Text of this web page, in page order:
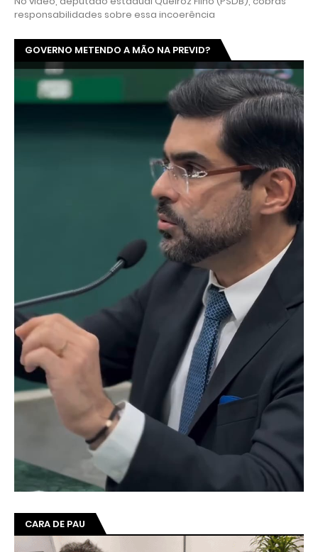
responsabilidades sobre essa incoerência
GOVERNO METENDO A MÃO NA PREVID?
CARA DE PAU